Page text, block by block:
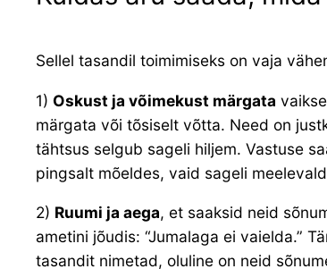
Sellel tasandil toimimiseks on vaja
1) Oskust ja võimekust märgata
märgata või tõsiselt võtta. Need on
tähtsus selgub sageli hiljem. Vastuse
pingsalt mõeldes, vaid sageli
2) Ruumi ja aega, et saaksid neid
ametini jõudis: “Jumalaga ei vaielda.”
tasandit nimetad, oluline on neid